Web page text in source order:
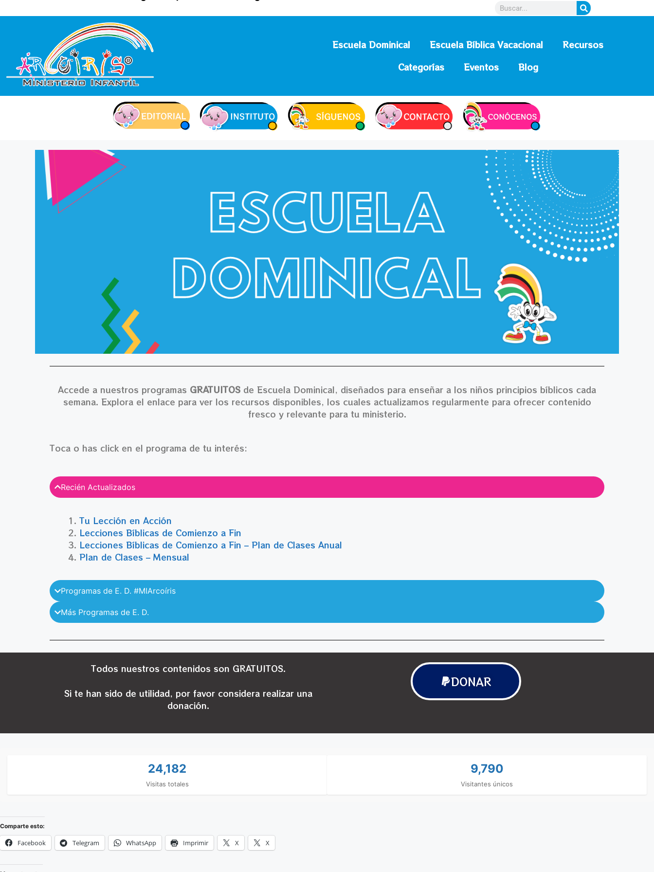
Escuela Dominical Escuela Bíblica Vacacional
Recursos
Categorías
Eventos Blog
Accede a nuestros programas GRATUITOS de Escuela Dominical, diseñados para enseñar a los niños principios bíblicos cada
semana. Explora el enlace para ver los recursos disponibles, los cuales actualizamos regularmente para ofrecer contenido
fresco y relevante para tu ministerio.
Toca o has click en el programa de tu interés:
Recién Actualizados
Tu Lección en Acción
Lecciones Bíblicas de Comienzo a Fin
Lecciones Bíblicas de Comienzo a Fin – Plan de Clases Anual
Plan de Clases – Mensual
Programas de E. D. #MIArcoíris
Más Programas de E. D.
Todos nuestros contenidos son GRATUITOS.
Si te han sido de utilidad, por favor considera realizar una
donación.
DONAR
24,182
Visitas totales
9,790
Visitantes únicos
Comparte esto:
Facebook Telegram WhatsApp Imprimir X X